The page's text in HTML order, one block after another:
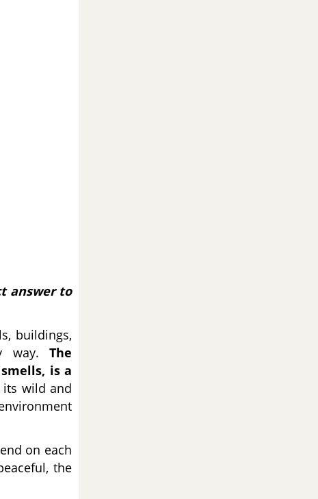
answer to
buildings,
way. The
is a
wild and
on each
the